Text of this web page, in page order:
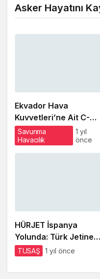
Asker Hayatını
Ekvador Hava
Kuvvetleri’ne Ait C-
130H Uçağı Pistten
Çıktı: Hidrolik Arıza
Şüphesi
Savunma
Havacılık
1 yıl
önce
HÜRJET İspanya
Yolunda: Türk Jetine
275 Milyon Euroluk
TUSAŞ 1 yıl önce